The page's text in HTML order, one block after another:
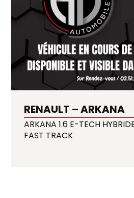
RENAULT – ARKANA
ARKANA 1.6 E-TECH
FAST TRACK